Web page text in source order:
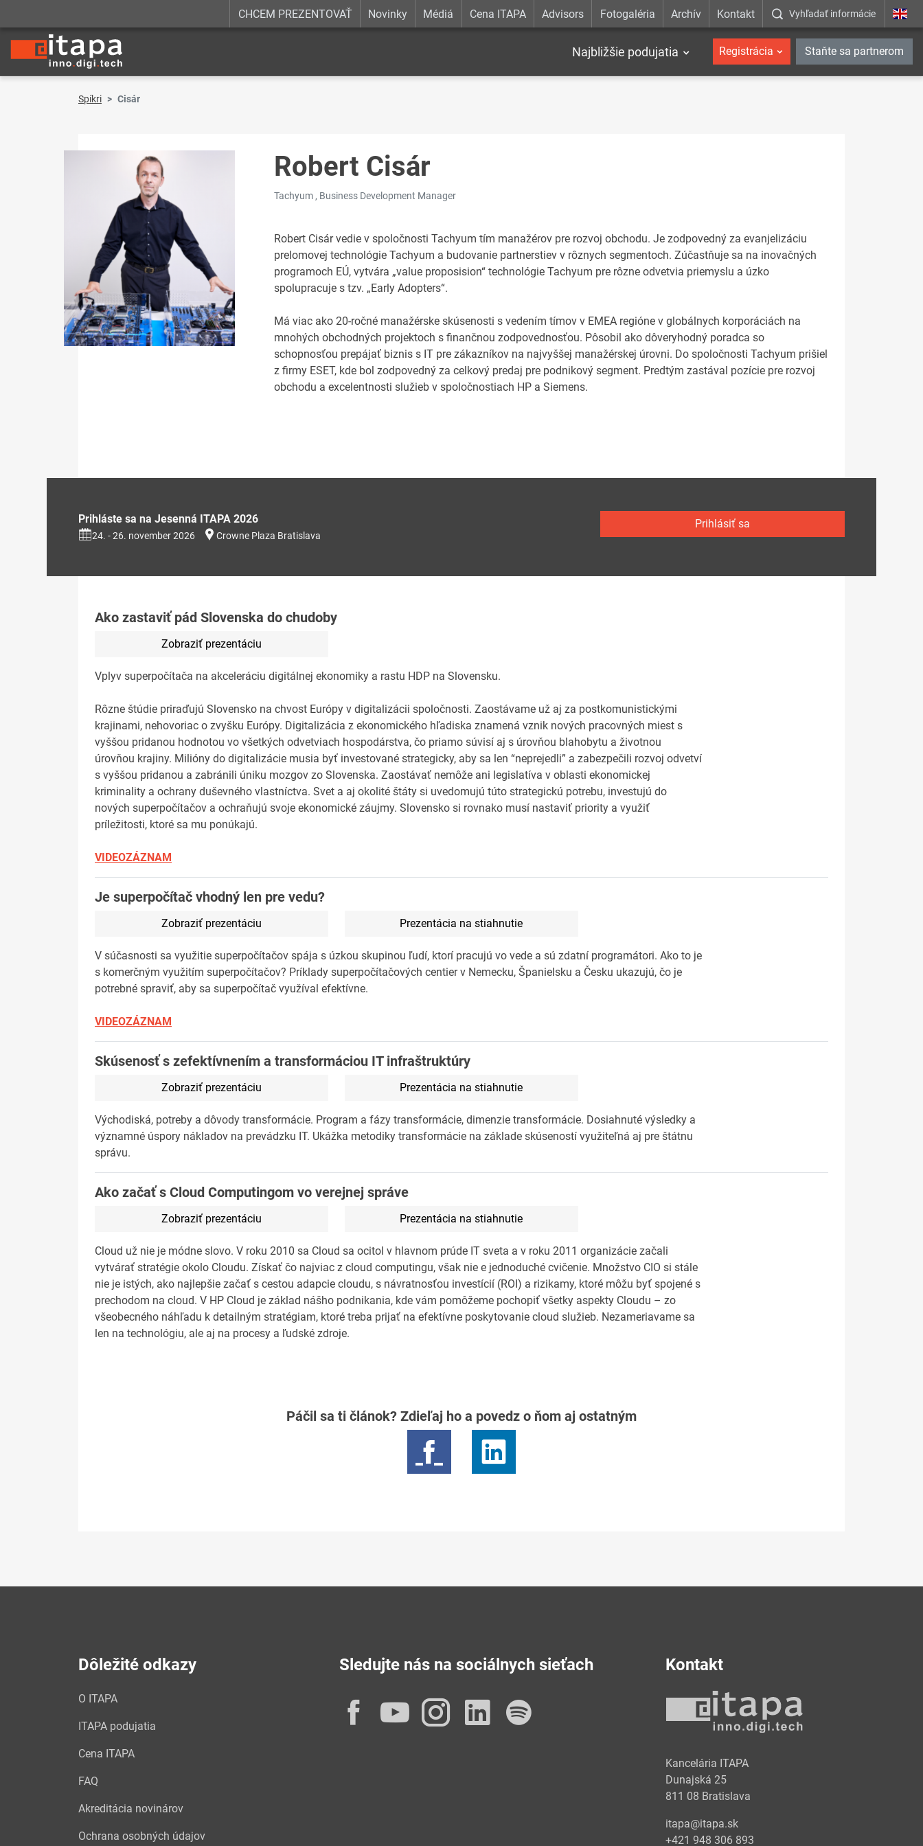
CHCEM PREZENTOVAŤ Novinky Médiá Cena ITAPA Advisors Fotogaléria Archív Kontakt Vyhľadať informácie
Najbližšie podujatia Registrácia Staňte sa partnerom
Spíkri Cisár
Robert Cisár
Tachyum , Business Development Manager
Robert Cisár vedie v spoločnosti Tachyum tím manažérov pre rozvoj obchodu. Je zodpovedný za evanjelizáciu
prelomovej technológie Tachyum a budovanie partnerstiev v rôznych segmentoch. Zúčastňuje sa na inovačných
programoch EÚ, vytvára „value proposision“ technológie Tachyum pre rôzne odvetvia priemyslu a úzko
spolupracuje s tzv. „Early Adopters“.
Má viac ako 20-ročné manažérske skúsenosti s vedením tímov v EMEA regióne v globálnych korporáciách na
mnohých obchodných projektoch s finančnou zodpovednosťou. Pôsobil ako dôveryhodný poradca so
schopnosťou prepájať biznis s IT pre zákazníkov na najvyššej manažérskej úrovni. Do spoločnosti Tachyum prišiel
z firmy ESET, kde bol zodpovedný za celkový predaj pre podnikový segment. Predtým zastával pozície pre rozvoj
obchodu a excelentnosti služieb v spoločnostiach HP a Siemens.
Prihláste sa na Jesenná ITAPA 2026
24. - 26. november 2026 Crowne Plaza Bratislava
Prihlásiť sa
Ako zastaviť pád Slovenska do chudoby
Zobraziť prezentáciu
Vplyv superpočítača na akceleráciu digitálnej ekonomiky a rastu HDP na Slovensku.
Rôzne štúdie priraďujú Slovensko na chvost Európy v digitalizácii spoločnosti. Zaostávame už aj za postkomunistickými
krajinami, nehovoriac o zvyšku Európy. Digitalizácia z ekonomického hľadiska znamená vznik nových pracovných miest s
vyššou pridanou hodnotou vo všetkých odvetviach hospodárstva, čo priamo súvisí aj s úrovňou blahobytu a životnou
úrovňou krajiny. Milióny do digitalizácie musia byť investované strategicky, aby sa len “neprejedli” a zabezpečili rozvoj odvetví
s vyššou pridanou a zabránili úniku mozgov zo Slovenska. Zaostávať nemôže ani legislatíva v oblasti ekonomickej
kriminality a ochrany duševného vlastníctva. Svet a aj okolité štáty si uvedomujú túto strategickú potrebu, investujú do
nových superpočítačov a ochraňujú svoje ekonomické záujmy. Slovensko si rovnako musí nastaviť priority a využiť
príležitosti, ktoré sa mu ponúkajú.
VIDEOZÁZNAM
Je superpočítač vhodný len pre vedu?
Zobraziť prezentáciu Prezentácia na stiahnutie
V súčasnosti sa využitie superpočítačov spája s úzkou skupinou ľudí, ktorí pracujú vo vede a sú zdatní programátori. Ako to je
s komerčným využitím superpočítačov? Príklady superpočítačových centier v Nemecku, Španielsku a Česku ukazujú, čo je
potrebné spraviť, aby sa superpočítač využíval efektívne.
VIDEOZÁZNAM
Skúsenosť s zefektívnením a transformáciou IT infraštruktúry
Zobraziť prezentáciu Prezentácia na stiahnutie
Východiská, potreby a dôvody transformácie. Program a fázy transformácie, dimenzie transformácie. Dosiahnuté výsledky a
významné úspory nákladov na prevádzku IT. Ukážka metodiky transformácie na základe skúseností využiteľná aj pre štátnu
správu.
Ako začať s Cloud Computingom vo verejnej správe
Zobraziť prezentáciu Prezentácia na stiahnutie
Cloud už nie je módne slovo. V roku 2010 sa Cloud sa ocitol v hlavnom prúde IT sveta a v roku 2011 organizácie začali
vytvárať stratégie okolo Cloudu. Získať čo najviac z cloud computingu, však nie e jednoduché cvičenie. Množstvo CIO si stále
nie je istých, ako najlepšie začať s cestou adapcie cloudu, s návratnosťou investícií (ROI) a rizikamy, ktoré môžu byť spojené s
prechodom na cloud. V HP Cloud je základ nášho podnikania, kde vám pomôžeme pochopiť všetky aspekty Cloudu – zo
všeobecného náhľadu k detailným stratégiam, ktoré treba prijať na efektívne poskytovanie cloud služieb. Nezameriavame sa
len na technológiu, ale aj na procesy a ľudské zdroje.
Páčil sa ti článok? Zdieľaj ho a povedz o ňom aj ostatným
Dôležité odkazy
O ITAPA
ITAPA podujatia
Cena ITAPA
FAQ
Akreditácia novinárov
Ochrana osobných údajov
Sledujte nás na sociálnych sieťach
Facebook
YouTube
Instagram
LinkedIn
Kontakt
Kancelária ITAPA
Dunajská 25
811 08 Bratislava
itapa@itapa.sk
+421 948 306 893